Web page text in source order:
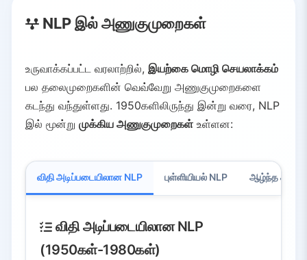
NLP இல் அணுகுமுறைகள்
உருவாக்கப்பட்ட வரலாற்றில், இயற்கை மொழி செயலாக்கம்
பல தலைமுறைகளின் வெவ்வேறு அணுகுமுறைகளை
கடந்து வந்துள்ளது. 1950களிலிருந்து இன்று வரை, NLP
இல் மூன்று முக்கிய அணுகுமுறைகள் உள்ளன:
விதி அடிப்படையிலான NLP புள்ளியியல் NLP ஆழ்ந்த கற்றல்
விதி அடிப்படையிலான NLP
(1950கள்-1980கள்)